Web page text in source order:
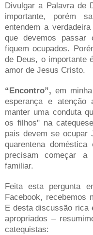
Divulgar a Palavra de
importante, porém
entendem a verdadeira
que devemos passar
fiquem ocupados.
de Deus, o importante
amor de Jesus Cristo.
“Encontro”, em
esperança e
manter uma conduta
os filhos" na
pais devem se ocupar
quarentena
precisam começar
familiar.
Feita esta pergunta
Facebook, recebemos
E desta discussão rica
apropriados –
catequistas: